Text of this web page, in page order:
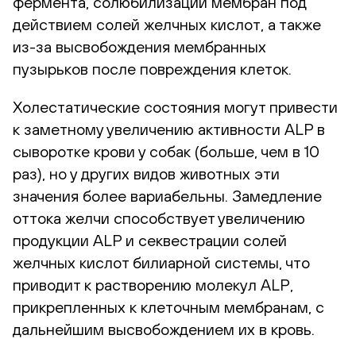
действием солей желчных кислот, а также
из-за высвобождения мембранных
пузырьков после повреждения клеток.
Холестатические состояния могут привести
к заметному увеличению активности ALP в
сыворотке крови у собак (больше, чем в 10
раз), но у других видов животных эти
значения более вариабельны. Замедление
оттока желчи способствует увеличению
продукции ALP и секвестрации солей
желчных кислот билиарной системы, что
приводит к растворению молекул ALP,
прикрепленных к клеточным мембранам, с
дальнейшим высвобождением их в кровь.